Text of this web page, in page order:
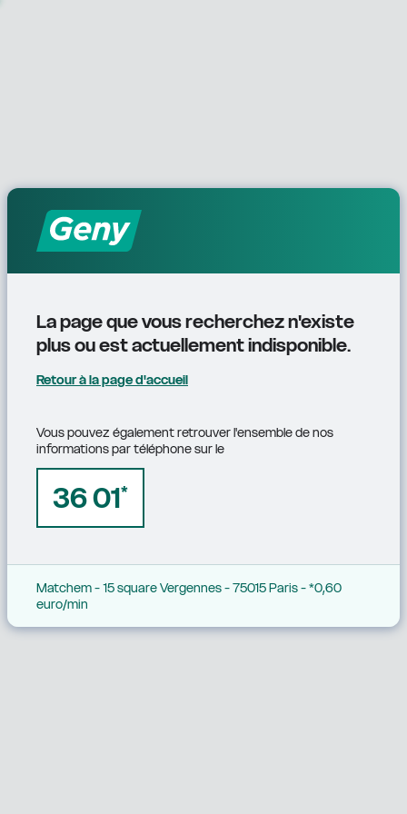
La page que vous recherchez n'existe
plus ou est actuellement indisponible.
Retour à la page d'accueil
Vous pouvez également retrouver l'ensemble de nos
informations par téléphone sur le
36 01*
Matchem - 15 square Vergennes - 75015 Paris - *0,60
euro/min